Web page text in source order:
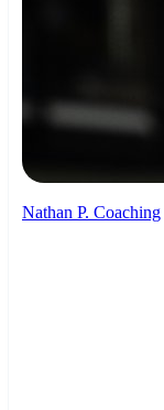
Nathan P. Coaching